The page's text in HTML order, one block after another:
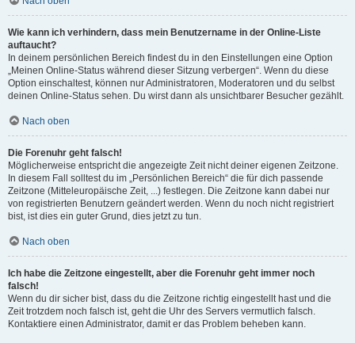
Wie kann ich verhindern, dass mein Benutzername in der Online-Liste
auftaucht?
In deinem persönlichen Bereich findest du in den Einstellungen eine Option
„Meinen Online-Status während dieser Sitzung verbergen“. Wenn du diese
Option einschaltest, können nur Administratoren, Moderatoren und du selbst
deinen Online-Status sehen. Du wirst dann als unsichtbarer Besucher gezählt.
Nach oben
Die Forenuhr geht falsch!
Möglicherweise entspricht die angezeigte Zeit nicht deiner eigenen Zeitzone.
In diesem Fall solltest du im „Persönlichen Bereich“ die für dich passende
Zeitzone (Mitteleuropäische Zeit, ...) festlegen. Die Zeitzone kann dabei nur
von registrierten Benutzern geändert werden. Wenn du noch nicht registriert
bist, ist dies ein guter Grund, dies jetzt zu tun.
Nach oben
Ich habe die Zeitzone eingestellt, aber die Forenuhr geht immer noch
falsch!
Wenn du dir sicher bist, dass du die Zeitzone richtig eingestellt hast und die
Zeit trotzdem noch falsch ist, geht die Uhr des Servers vermutlich falsch.
Kontaktiere einen Administrator, damit er das Problem beheben kann.